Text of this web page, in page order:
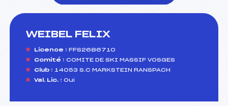
WEIBEL FELIX
Licence : FFS2686710
Comité : COMITE DE SKI MASSIF VOSGES
Club : 14053 S.C MARKSTEIN RANSPACH
Val. Lic. : Oui